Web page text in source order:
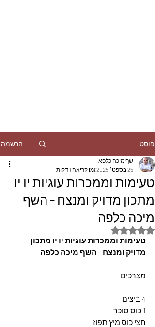
פוסט הרשמה
טעימות וממכרות עוגיות יו יו
מתכון מדויק ומנצח - השף
מיכה כלפה
שף מיכה כלפא
25 בספט׳ 2025
זמן קריאה 1 דקות
דירוג של NaN מתוך 5 כוכבים
טעימות וממכרות עוגיות יו יו מתכון
מדויק ומנצח - השף מיכה כלפה
מצרכים
4 ביצים
1 כוס סוכר
חצי כוס מיץ תפוז